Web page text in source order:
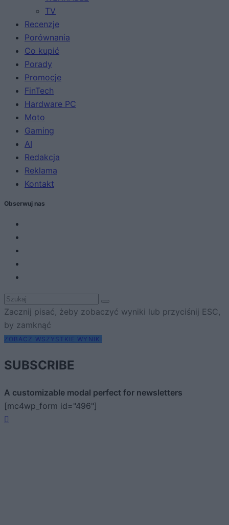
TV
Recenzje
Porównania
Co kupić
Porady
Promocje
FinTech
Hardware PC
Moto
Gaming
AI
Redakcja
Reklama
Kontakt
Obserwuj nas
Zacznij pisać, żeby zobaczyć wyniki lub przyciśnij ESC,
by zamknąć
ZOBACZ WSZYSTKIE WYNIKI
SUBSCRIBE
A customizable modal perfect for newsletters
[mc4wp_form id="496"]